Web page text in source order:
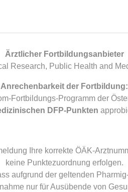
Ärztlicher Fortbildungsanbieter
Research, Public Health and
Anrechenbarkeit der Fortbildung:
Fortbildungs-Programm der
DFP-Punkten
Ihre korrekte ÖÄK-
keine Punktezuordnung erfolgen.
aufgrund der geltenden
nur für Ausübende von